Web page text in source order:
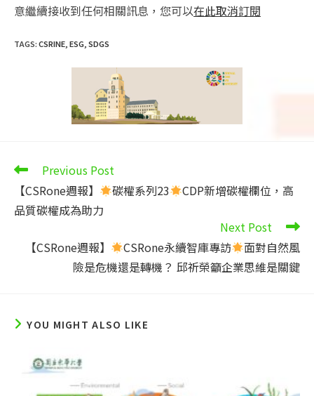
意繼續接收到任何相關訊息，您可以在此取消訂閱
TAGS:CSRINE ESG SDGS
Read
more
articles
Previous Post
【CSRone週報】
碳權系列23
CDP新增碳權欄位，高
品質碳權成為助力
Next Post
【CSRone週報】
CSRone永續智庫專訪
面對自然風
險是危機還是轉機？ 邱祈榮籲企業思維是關鍵
YOU MIGHT ALSO LIKE